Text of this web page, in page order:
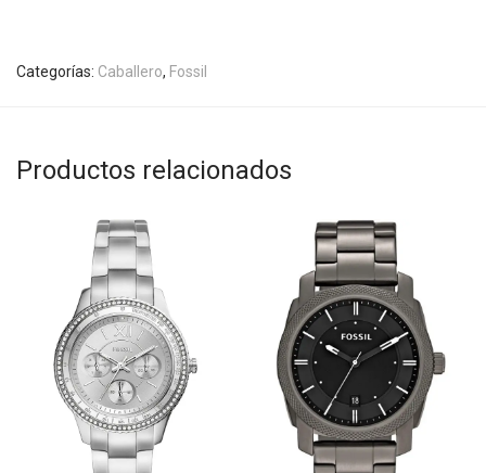
Categorías: Caballero, Fossil
Productos relacionados